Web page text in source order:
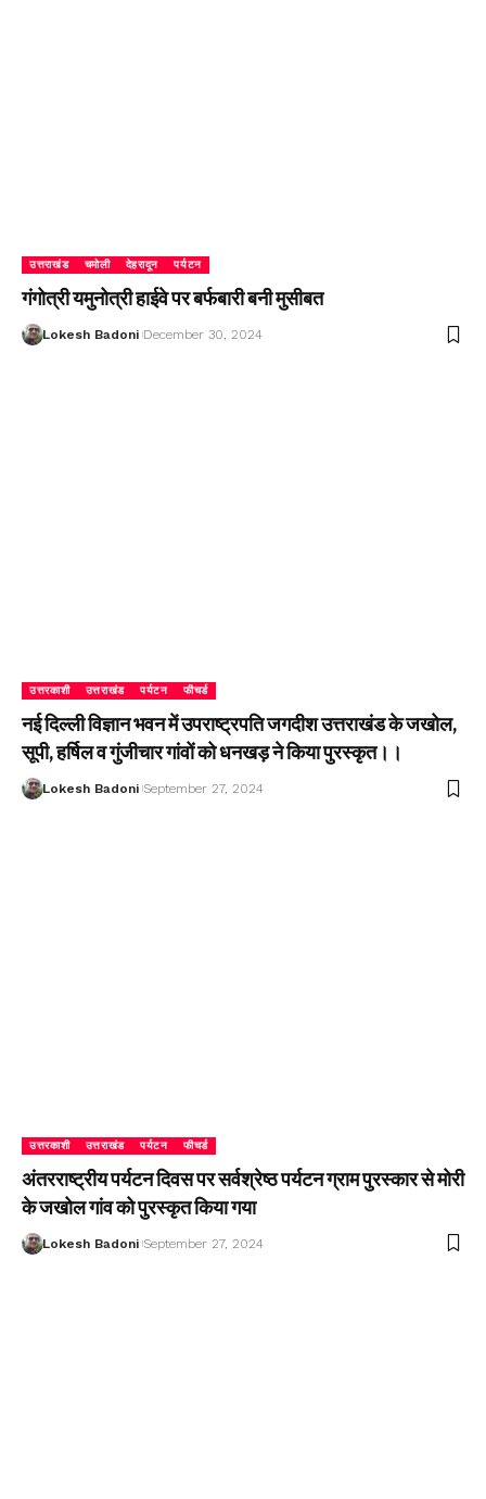
उत्तराखंड चमोली देहरादून पर्यटन
गंगोत्री यमुनोत्री हाईवे पर बर्फबारी बनी मुसीबत
Lokesh Badoni December 30, 2024
उत्तरकाशी उत्तराखंड पर्यटन फीचर्ड
नई दिल्ली विज्ञान भवन में उपराष्ट्रपति जगदीश उत्तराखंड के जखोल,
सूपी, हर्षिल व गुंजीचार गांवों को धनखड़ ने किया पुरस्कृत।।
Lokesh Badoni September 27, 2024
उत्तरकाशी उत्तराखंड पर्यटन फीचर्ड
अंतरराष्ट्रीय पर्यटन दिवस पर सर्वश्रेष्ठ पर्यटन ग्राम पुरस्कार से मोरी
के जखोल गांव को पुरस्कृत किया गया
Lokesh Badoni September 27, 2024